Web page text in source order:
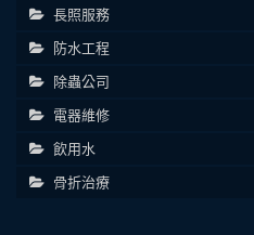
長照服務
防水工程
除蟲公司
電器維修
飲用水
骨折治療